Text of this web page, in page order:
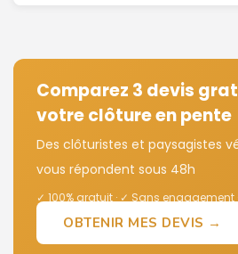
Comparez 3 devis
votre clôture en pente
Des clôturistes et paysagistes
vous répondent sous 48h
✓ 100% gratuit · ✓ Sans engagement
OBTENIR MES DEVIS →